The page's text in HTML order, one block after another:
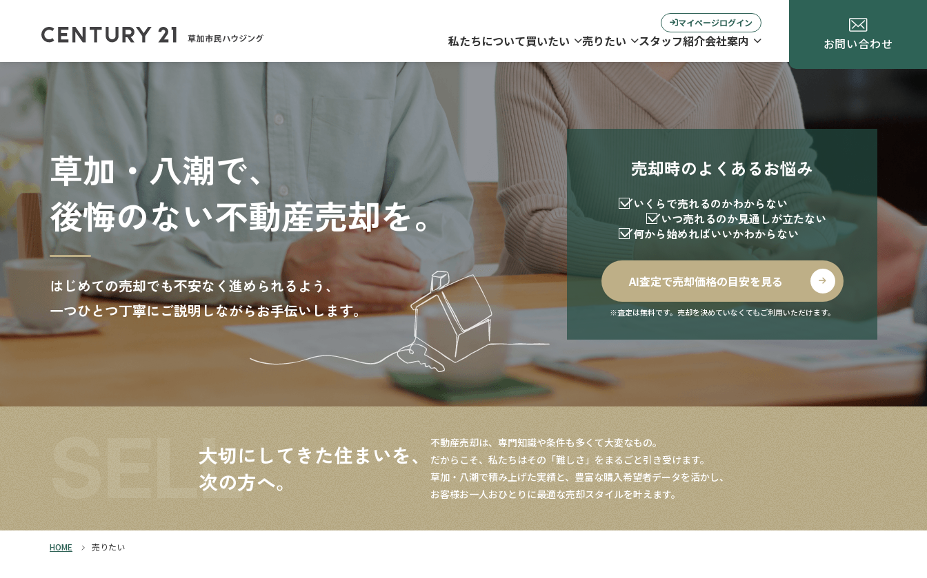
マイページログイン
私たちについて買いたい 売りたい スタッフ紹介会社案内 お問い合わせ
草加・八潮で、
後悔のない不動産売却を。
はじめての売却でも不安なく進められるよう、
一つひとつ丁寧にご説明しながらお手伝いします。
売却時のよくあるお悩み
いくらで売れるのかわからない
いつ売れるのか見通しが立たない
何から始めればいいかわからない
AI査定で売却価格の目安を見る
※査定は無料です。売却を決めていなくてもご利用いただけます。
SELL大切にしてきた住まいを、
次の方へ。
不動産売却は、専門知識や条件も多くて大変なもの。
だからこそ、私たちはその「難しさ」をまるごと引き受けます。
草加・八潮で積み上げた実績と、豊富な購入希望者データを活かし、
お客様お一人おひとりに最適な売却スタイルを叶えます。
HOME 売りたい